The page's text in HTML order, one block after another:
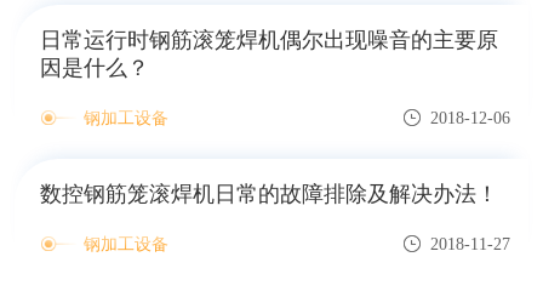
日常运行时钢筋滚笼焊机偶尔出现噪音的主要原
因是什么？
钢加工设备 2018-12-06
数控钢筋笼滚焊机日常的故障排除及解决办法！
钢加工设备 2018-11-27